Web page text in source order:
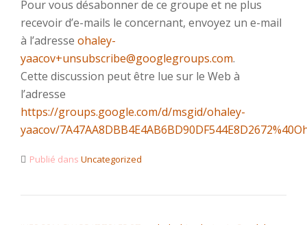
Pour vous désabonner de ce groupe et ne plus
recevoir d’e-mails le concernant, envoyez un e-mail
à l’adresse ohaley-
yaacov+unsubscribe@googlegroups.com.
Cette discussion peut être lue sur le Web à
l’adresse
https://groups.google.com/d/msgid/ohaley-
yaacov/
Publié dans Uncategorized